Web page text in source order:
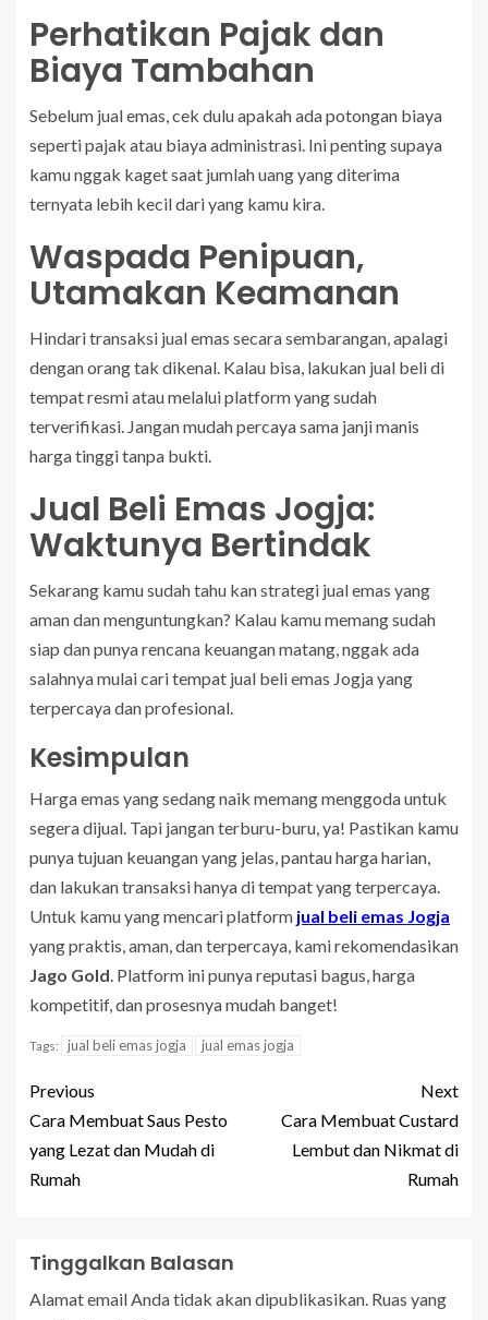
Perhatikan Pajak dan
Biaya Tambahan
Sebelum jual emas, cek dulu apakah ada potongan biaya
seperti pajak atau biaya administrasi. Ini penting supaya
kamu nggak kaget saat jumlah uang yang diterima
ternyata lebih kecil dari yang kamu kira.
Waspada Penipuan,
Utamakan Keamanan
Hindari transaksi jual emas secara sembarangan, apalagi
dengan orang tak dikenal. Kalau bisa, lakukan jual beli di
tempat resmi atau melalui platform yang sudah
terverifikasi. Jangan mudah percaya sama janji manis
harga tinggi tanpa bukti.
Jual Beli Emas Jogja:
Waktunya Bertindak
Sekarang kamu sudah tahu kan strategi jual emas yang
aman dan menguntungkan? Kalau kamu memang sudah
siap dan punya rencana keuangan matang, nggak ada
salahnya mulai cari tempat jual beli emas Jogja yang
terpercaya dan profesional.
Kesimpulan
Harga emas yang sedang naik memang menggoda untuk
segera dijual. Tapi jangan terburu-buru, ya! Pastikan kamu
punya tujuan keuangan yang jelas, pantau harga harian,
dan lakukan transaksi hanya di tempat yang terpercaya.
Untuk kamu yang mencari platform jual beli emas Jogja
yang praktis, aman, dan terpercaya, kami rekomendasikan
Jago Gold . Platform ini punya reputasi bagus, harga
kompetitif, dan prosesnya mudah banget!
Tags: jual beli emas jogja jual emas jogja
Previous
Cara Membuat Saus Pesto
yang Lezat dan Mudah di
Rumah
Next
Cara Membuat Custard
Lembut dan Nikmat di
Rumah
Tinggalkan Balasan
Alamat email Anda tidak akan dipublikasikan. Ruas yang